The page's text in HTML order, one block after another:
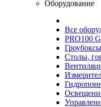
Оборудование
Все
PRO100
Гроубоксы
Столы,